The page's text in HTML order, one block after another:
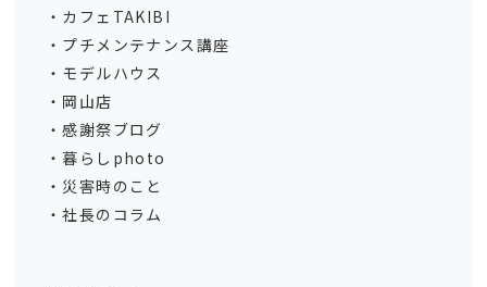
カフェTAKIBI
プチメンテナンス講座
モデルハウス
岡山店
感謝祭ブログ
暮らしphoto
災害時のこと
社長のコラム